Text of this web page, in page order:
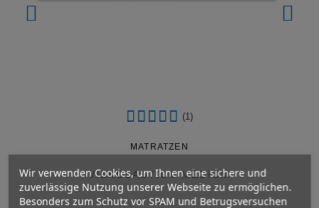
(1)
MATRATZEN
VISKOLASTIC® MEDIUM
Ab
Wir verwenden Cookies, um Ihnen eine sichere und
zuverlässige Nutzung unserer Webseite zu ermöglichen.
Besonders zum Schutz vor SPAM und Betrugsversuchen